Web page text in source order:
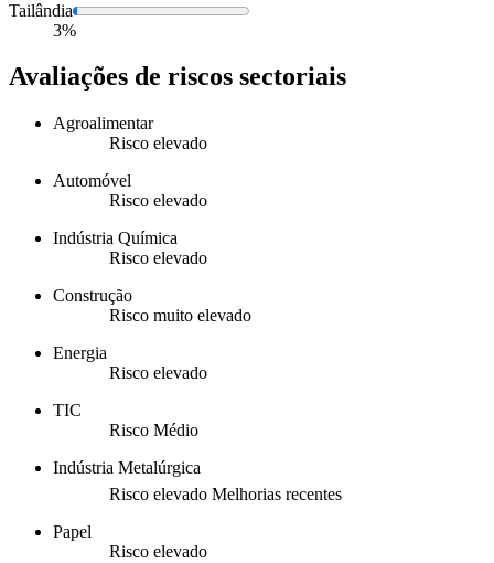
Tailândia
3%
Avaliações de riscos sectoriais
Agroalimentar
Risco elevado
Automóvel
Risco elevado
Indústria Química
Risco elevado
Construção
Risco muito elevado
Energia
Risco elevado
TIC
Risco Médio
Indústria Metalúrgica
Risco elevado Melhorias recentes
Papel
Risco elevado